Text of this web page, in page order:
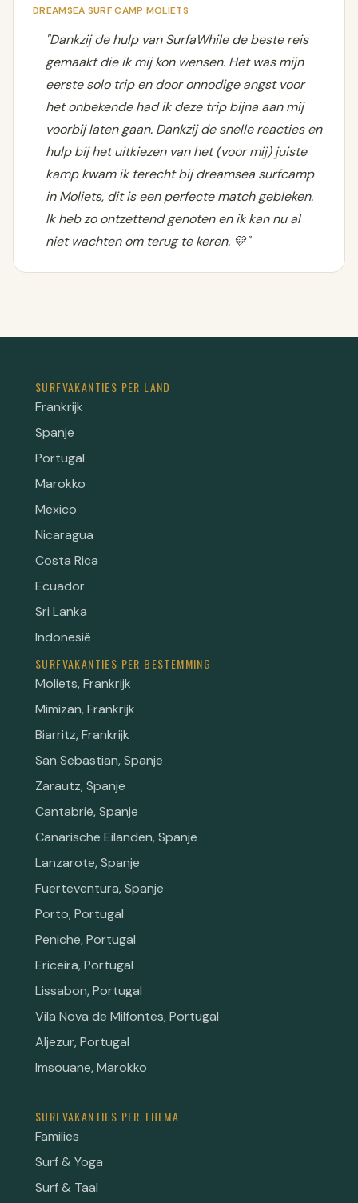
DREAMSEA SURF CAMP MOLIETS
"Dankzij de hulp van SurfaWhile de beste reis
gemaakt die ik mij kon wensen. Het was mijn
eerste solo trip en door onnodige angst voor
het onbekende had ik deze trip bijna aan mij
voorbij laten gaan. Dankzij de snelle reacties en
hulp bij het uitkiezen van het (voor mij) juiste
kamp kwam ik terecht bij dreamsea surfcamp
in Moliets, dit is een perfecte match gebleken.
Ik heb zo ontzettend genoten en ik kan nu al
niet wachten om terug te keren. 💛"
SURFVAKANTIES PER LAND
Frankrijk
Spanje
Portugal
Marokko
Mexico
Nicaragua
Costa Rica
Ecuador
Sri Lanka
Indonesië
SURFVAKANTIES PER BESTEMMING
Moliets, Frankrijk
Mimizan, Frankrijk
Biarritz, Frankrijk
San Sebastian, Spanje
Zarautz, Spanje
Cantabrië, Spanje
Canarische Eilanden, Spanje
Lanzarote, Spanje
Fuerteventura, Spanje
Porto, Portugal
Peniche, Portugal
Ericeira, Portugal
Lissabon, Portugal
Vila Nova de Milfontes, Portugal
Aljezur, Portugal
Imsouane, Marokko
SURFVAKANTIES PER THEMA
Families
Surf & Yoga
Surf & Taal